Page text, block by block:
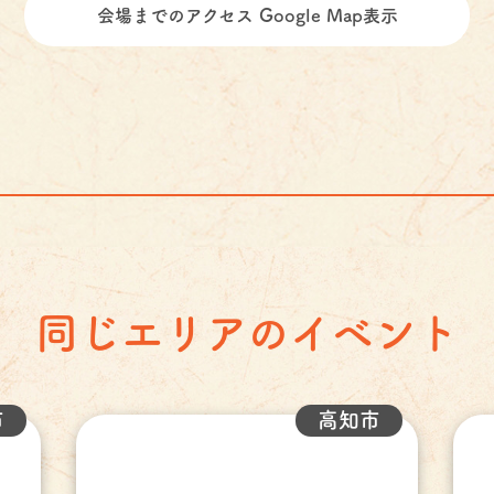
会場までのアクセス Google Map表示
同じエリアのイベント
高知市